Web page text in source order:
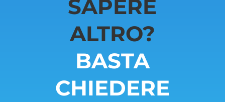
SAPERE
ALTRO?
BASTA
CHIEDERE